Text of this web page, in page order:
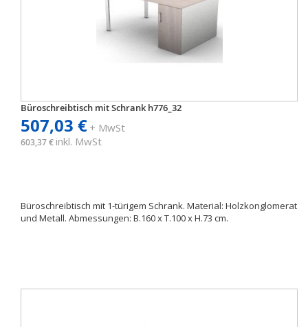
Büroschreibtisch mit Schrank h776_32
507,03 €+ MwSt
603,37 € inkl. MwSt
Büroschreibtisch mit 1-türigem Schrank. Material: Holzkonglomerat
und Metall. Abmessungen: B.160 x T.100 x H.73 cm.